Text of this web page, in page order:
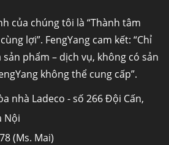
của chúng tôi là “Thành tâm
lợi”. FengYang cam kết: “Chỉ
phẩm – dịch vụ, không có sản
không thể cung cấp”.
nhà Ladeco - số 266 Đội Cấn,
Nội
(Ms. Mai)
là một trong những nhà
N06625 là gì? Giá hợp kim 625 mới